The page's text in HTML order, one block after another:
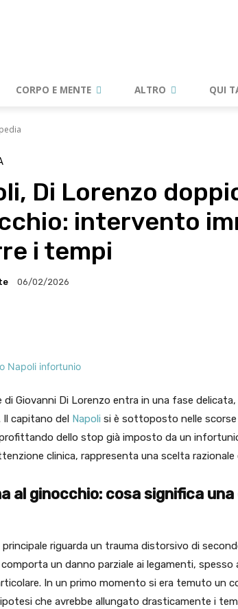
CORPO E MENTE ALTRO QUI
Di Lorenzo
intervento
i tempi
06/02/2026
di Giovanni Di Lorenzo entra in una fase
Il capitano del Napoli si è sottoposto nelle
dello stop già imposto da un
clinica, rappresenta una scelta razionale
al ginocchio: cosa significa
principale riguarda un trauma distorsivo di
un danno parziale ai legamenti,
In un primo momento si era temuto un
che avrebbe allungato drasticamente i